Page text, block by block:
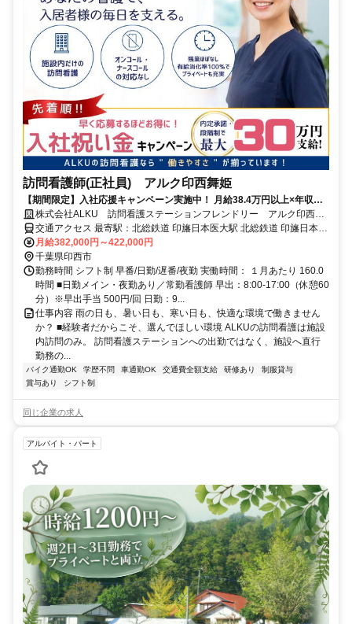
訪問看護師(正社員) アルク印西舞姫
【期間限定】入社応援キャンペーン実施中！ 月給38.4万円以上×年収
510万円以上！オンコールなしで、この待遇！＜印西市＞
株式会社ALKU 訪問看護ステーションフレンドリー アルク印西舞
姫
交通アクセス 最寄駅：北総鉄道 印旛日本医大駅 北総鉄道 印旛日本医
大駅より徒歩5分
月給382,000円～422,000円
千葉県印西市
勤務時間 シフト制 早番/日勤/遅番/夜勤 実働時間： １月あたり 160.0
時間 ■日勤メイン・夜勤あり／常勤看護師 早出：8:00-17:00（休憩60
分）※早出手当 500円/回 日勤：9...
仕事内容 雨の日も、暑い日も、寒い日も、快適な環境で働きません
か？ ■経験者だからこそ、選んでほしい環境 ALKUの訪問看護は施設
内訪問のみ。 訪問看護ステーションへの出勤ではなく、施設へ直行
勤務の...
バイク通勤OK 学歴不問 車通勤OK 交通費全額支給 研修あり
制服貸与
賞与あり
シフト制
同じ企業の求人
アルバイト・パート